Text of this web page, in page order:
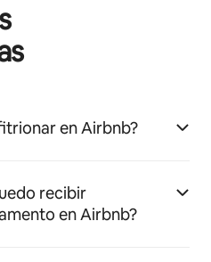
en Airbnb?
recibir
en Airbnb?